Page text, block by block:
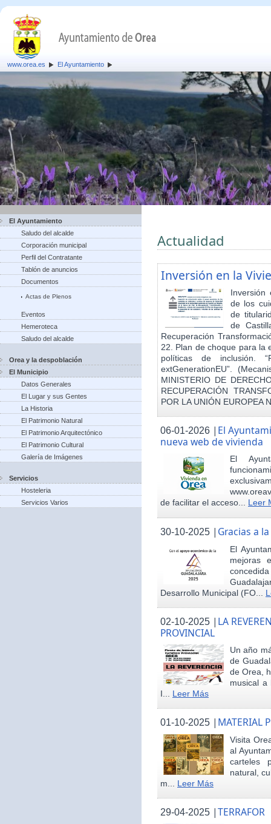
www.orea.es El Ayuntamiento
El Ayuntamiento
Saludo del alcalde
Corporación municipal
Perfil del Contratante
Tablón de anuncios
Documentos
Actas de Plenos
Eventos
Hemeroteca
Saludo del alcalde
Orea y la despoblación
El Municipio
Datos Generales
El Lugar y sus Gentes
La Historia
El Patrimonio Natural
El Patrimonio Arquitectónico
El Patrimonio Cultural
Galería de Imágenes
Servicios
Hosteleria
Servicios Varios
Actualidad
Inversión en la
Inversión
de los
de
de
Recuperación
22. Plan de choque para la
políticas de inclusión.
extGenerationEU”.
MINISTERIO DE
RECUPERACIÓN
POR LA UNIÓN EUROPEA
06-01-2026 | El
nueva web de vivienda
El
de facilitar el acceso... Leer
30-10-2025 | Gracias a
El
mejoras
Desarrollo Municipal (FO...
02-10-2025 | LA
PROVINCIAL
Un año
de
de Orea,
musical a
I... Leer Más
01-10-2025 | MATERIAL
Visita
al
carteles
natural,
m... Leer Más
29-04-2025 |TERRAFOR